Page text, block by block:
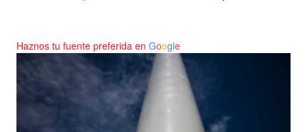
Haznos tu fuente preferida en Google